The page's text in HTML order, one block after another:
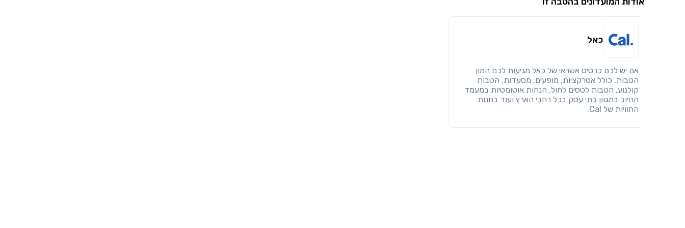
כאל
אם יש לכם כרטיס אשראי של כאל מגיעות לכם המון
הטבות, כולל אטרקציות, מופעים, מסעדות, הטבות
קולנוע, הטבות לטסים לחול, הנחות אוטומטיות במעמד
החיוב במגוון בתי עסק בכל רחבי הארץ ועוד בחנות
החוויות של Cal.